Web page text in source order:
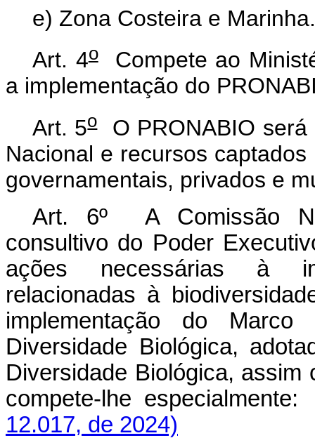
e) Zona Costeira e Marinha.
Art. 4oCompete ao
a implementação do
Art. 5oO PRONABIO será
Nacional e recursos
governamentais, privados e
Art. 6º A Comissão
consultivo do Poder
ações necessárias à
relacionadas à
implementação do
Diversidade Biológica,
Diversidade Biológica,
compete-lhe
12.017, de 2024)